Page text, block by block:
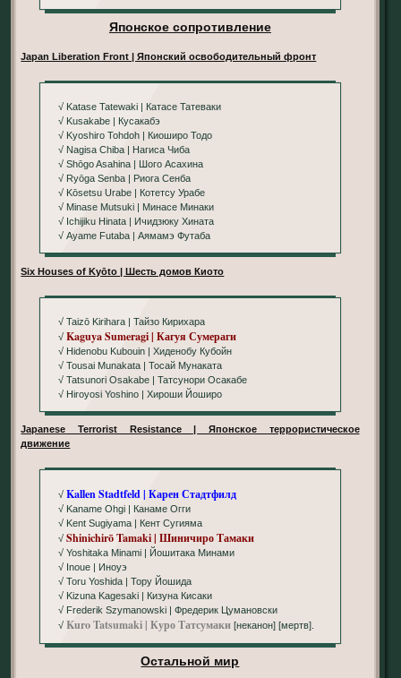
Японское сопротивление
Japan Liberation Front | Японский освободительный фронт
√ Katase Tatewaki | Катасе Татеваки
√ Kusakabe | Кусакабэ
√ Kyoshiro Tohdoh | Киоширо Тодо
√ Nagisa Chiba | Нагиса Чиба
√ Shōgo Asahina | Шого Асахина
√ Ryōga Senba | Риога Сенба
√ Kōsetsu Urabe | Котетсу Урабе
√ Minase Mutsuki | Минасе Минаки
√ Ichijiku Hinata | Ичидзюку Хината
√ Ayame Futaba | Аямамэ Футаба
Six Houses of Kyōto | Шесть домов Киото
√ Taizō Kirihara | Тайзо Кирихара
√ Kaguya Sumeragi | Кагуя Сумераги
√ Hidenobu Kubouin | Хиденобу Кубойн
√ Tousai Munakata | Тосай Мунаката
√ Tatsunori Osakabe | Татсунори Осакабе
√ Hiroyosi Yoshino | Хироши Йоширо
Japanese Terrorist Resistance | Японское террористическое
движение
√ Kallen Stadtfeld | Карен Стадтфилд
√ Kaname Ohgi | Канаме Огги
√ Kent Sugiyama | Кент Сугияма
√ Shinichirō Tamaki | Шиничиро Тамаки
√ Yoshitaka Minami | Йошитака Минами
√ Inoue | Иноуэ
√ Toru Yoshida | Тору Йошида
√ Kizuna Kagesaki | Кизуна Кисаки
√ Frederik Szymanowski | Фредерик Цумановски
√ Kuro Tatsumaki | Куро Татсумаки[неканон] [мертв].
Остальной мир